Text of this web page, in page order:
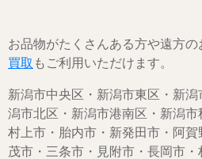
お品物がたくさんある方や遠方の
買取 もご利用いただけます。
新潟市中央区・新潟市東区・新
潟市北区・新潟市港南区・新潟市
村上市・胎内市・新発田市・阿
茂市・三条市・見附市・長岡市